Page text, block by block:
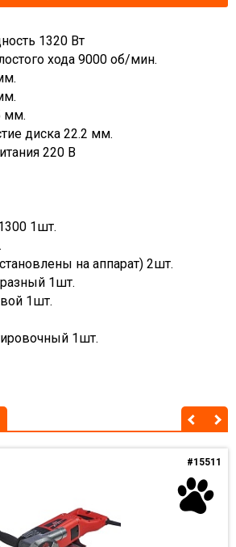
1320 Вт
хода 9000 об/мин.
мм.
диска 22.2 мм.
220 В
1шт.
на аппарат) 2шт.
1шт.
1шт.
1шт.
#15511